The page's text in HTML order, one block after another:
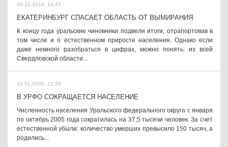
29.12.2014, 14:47
ЕКАТЕРИНБУРГ СПАСАЕТ ОБЛАСТЬ ОТ ВЫМИРАНИЯ
К концу года уральские чиновники подвели итоги, отрапортовав в
том числе и о естественном приросте населения. Однако если
даже немного разобраться в цифрах, можно понять: из всей
Свердловской области...
13.01.2006, 12:25
В УРФО СОКРАЩАЕТСЯ НАСЕЛЕНИЕ
Численность населения Уральского федерального округа с января
по октябрь 2005 года сократилась на 37,5 тысячи человек. За счет
естественной убыли: количество умерших превысило 150 тысяч, а
родились...